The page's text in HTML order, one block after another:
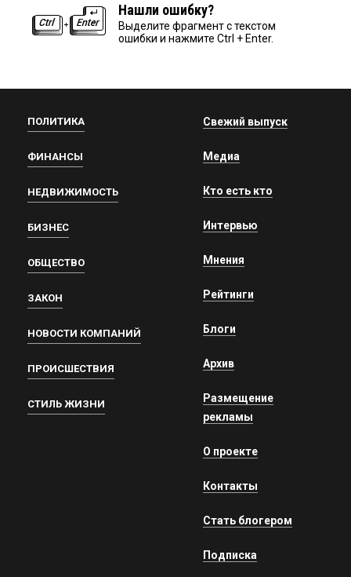
Нашли ошибку?
Выделите фрагмент с текстом
ошибки и нажмите Ctrl + Enter.
ПОЛИТИКА
ФИНАНСЫ
НЕДВИЖИМОСТЬ
БИЗНЕС
ОБЩЕСТВО
ЗАКОН
НОВОСТИ КОМПАНИЙ
ПРОИСШЕСТВИЯ
СТИЛЬ ЖИЗНИ
Свежий выпуск
Медиа
Кто есть кто
Интервью
Мнения
Рейтинги
Блоги
Архив
Размещение
рекламы
О проекте
Контакты
Стать блогером
Подписка